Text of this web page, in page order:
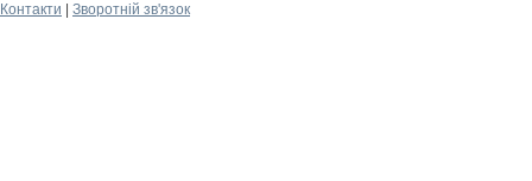
Контакти
Зворотній зв'язок